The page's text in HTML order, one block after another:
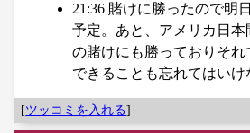
21:36 賭けに勝ったので明
予定。あと、アメリカ日
の賭けにも勝っておりそ
できることも忘れてはいけ
[ツッコミを入れる]